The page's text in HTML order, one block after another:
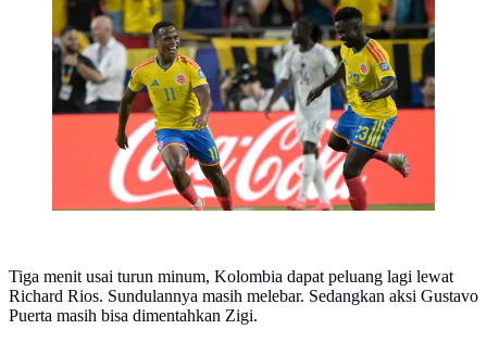
Perayaan gol Kolombia saat melawan Ghana di 32
besar Piala Dunia 2026 (AFP)
Tiga menit usai turun minum, Kolombia dapat peluang lagi lewat
Richard Rios. Sundulannya masih melebar. Sedangkan aksi Gustavo
Puerta masih bisa dimentahkan Zigi.